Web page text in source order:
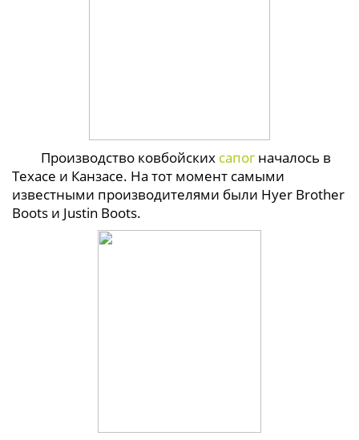
Производство ковбойских сапог началось в
Техасе и Канзасе. На тот момент самыми
известными производителями были Hyer Brother
Boots и Justin Boots.